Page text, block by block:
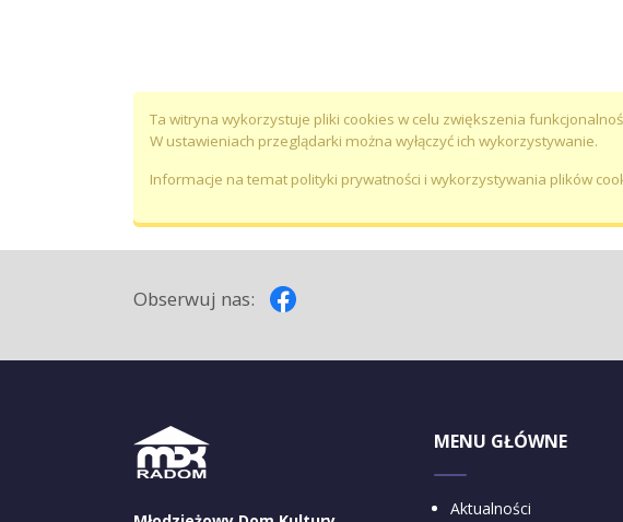
Ta witryna wykorzystuje pliki cookies w celu zwiększenia
W ustawieniach przeglądarki można wyłączyć ich wykorzystywanie.
Informacje na temat polityki prywatności i wykorzystywania plików
Obserwuj nas:
MENU GŁÓWNE
Aktualności